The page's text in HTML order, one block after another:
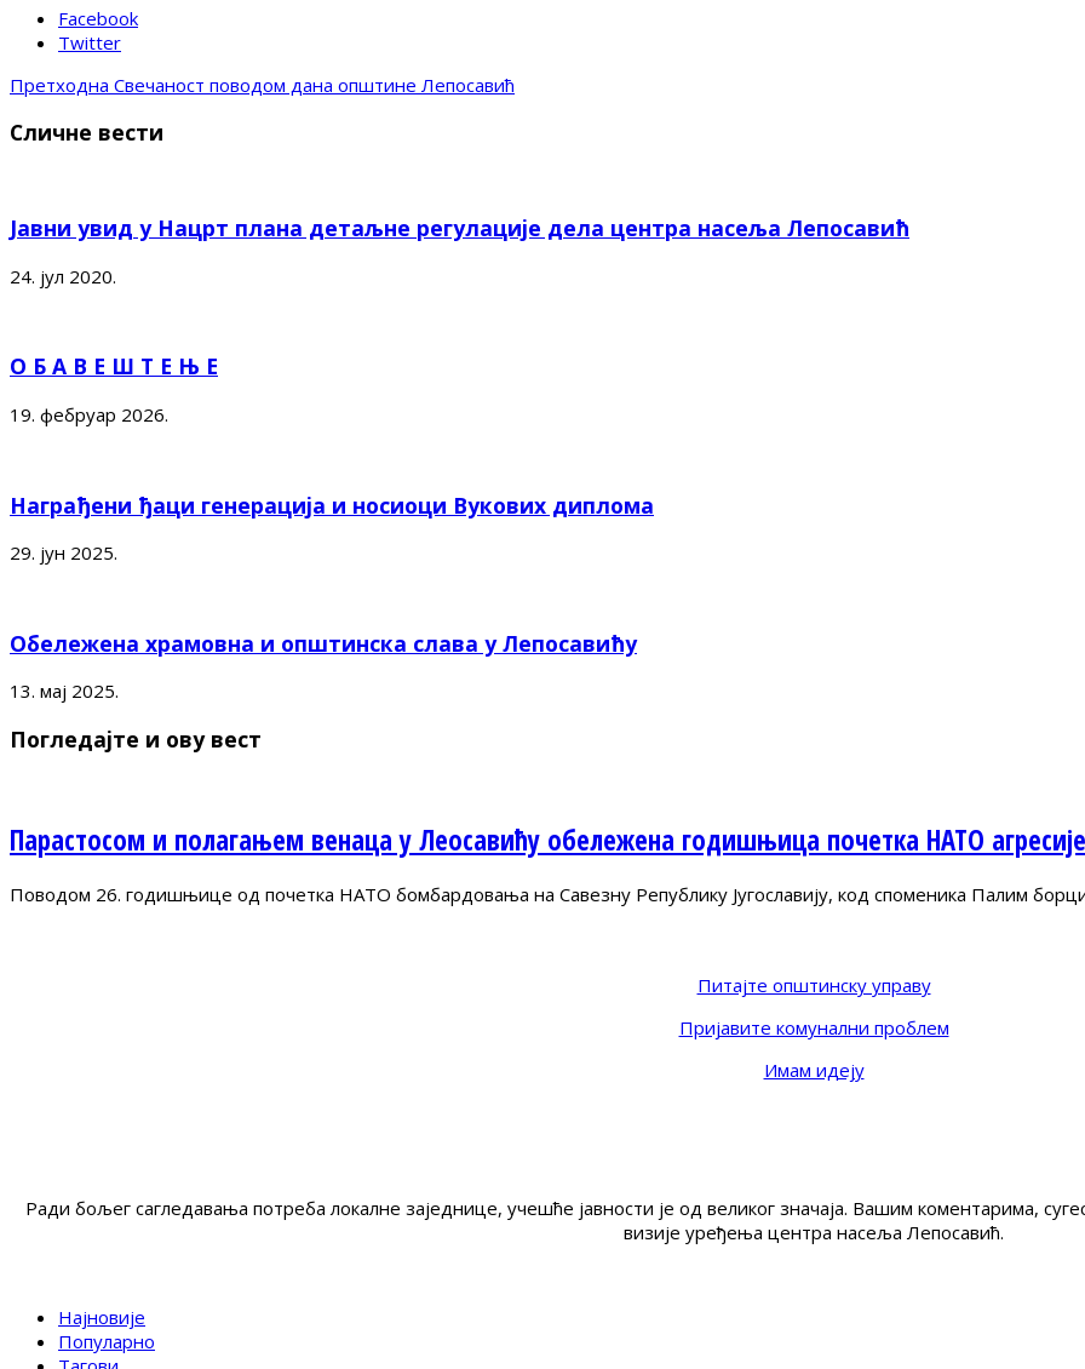
Facebook
Twitter
Претходна Свечаност поводом дана општине Лепосавић
Сличне вести
Јавни увид у Нацрт плана детаљне регулације дела центра насеља Лепосавић
24. јул 2020.
О Б А В Е Ш Т Е Њ Е
19. фебруар 2026.
Награђени ђаци генерација и носиоци Вукових диплома
29. јун 2025.
Обележена храмовна и општинска слава у Лепосавићу
13. мај 2025.
Погледајте и ову вест
Парастосом и полагањем венаца у Леосавићу обележена годишњица почетка НАТО агресије
Поводом 26. годишњице од почетка НАТО бомбардовања на Савезну Републику Југославију, код споменика Палим
Питајте општинску управу
Пријавите комунални проблем
Имам идеју
Ради бољег сагледавања потреба локалне заједнице, учешће јавности је од великог значаја. Вашим коментарима,
визије уређења центра насеља Лепосавић.
Најновије
Популарно